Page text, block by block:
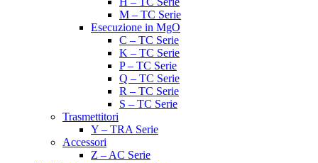
M – TC Serie
Esecuzione in MgO
C – TC Serie
K – TC Serie
P – TC Serie
Q – TC Serie
R – TC Serie
S – TC Serie
Trasmettitori
Y – TRA Serie
Accessori
Z – AC Serie